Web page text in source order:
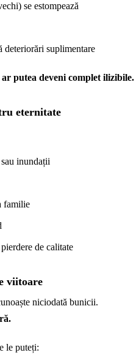
se estompează
deteriorări suplimentare
putea deveni complet ilizibile.
eternitate
inundații
familie
de calitate
viitoare
niciodată bunicii.
le puteți: